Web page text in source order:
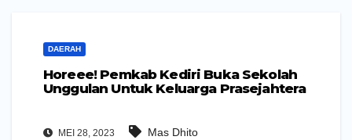
DAERAH
Horeee! Pemkab Kediri Buka Sekolah
Unggulan Untuk Keluarga Prasejahtera
MEI 28, 2023 Mas Dhito